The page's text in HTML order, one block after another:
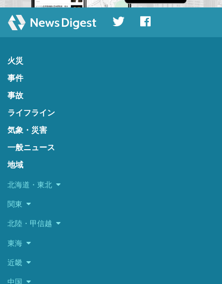
火災
事件
事故
ライフライン
気象・災害
一般ニュース
地域
北海道・東北
関東
北陸・甲信越
東海
近畿
中国